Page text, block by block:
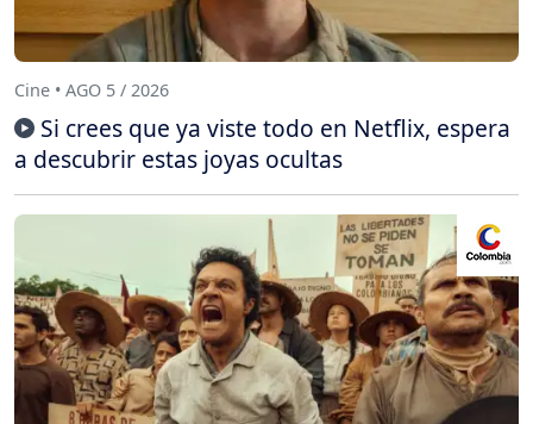
Cine • AGO 5 / 2026
Si crees que ya viste todo en Netflix, espera
a descubrir estas joyas ocultas